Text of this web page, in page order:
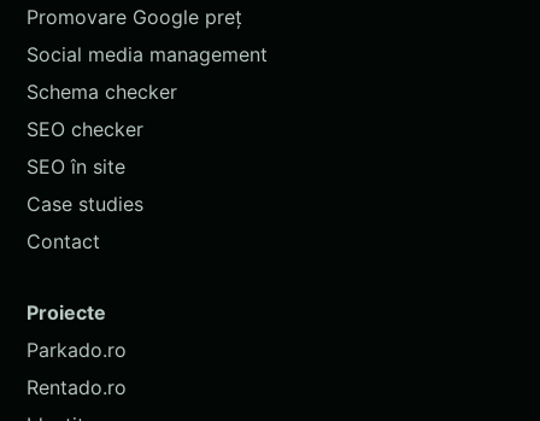
Promovare Google preț
Social media management
Schema checker
SEO checker
SEO în site
Case studies
Contact
Proiecte
Parkado.ro
Rentado.ro